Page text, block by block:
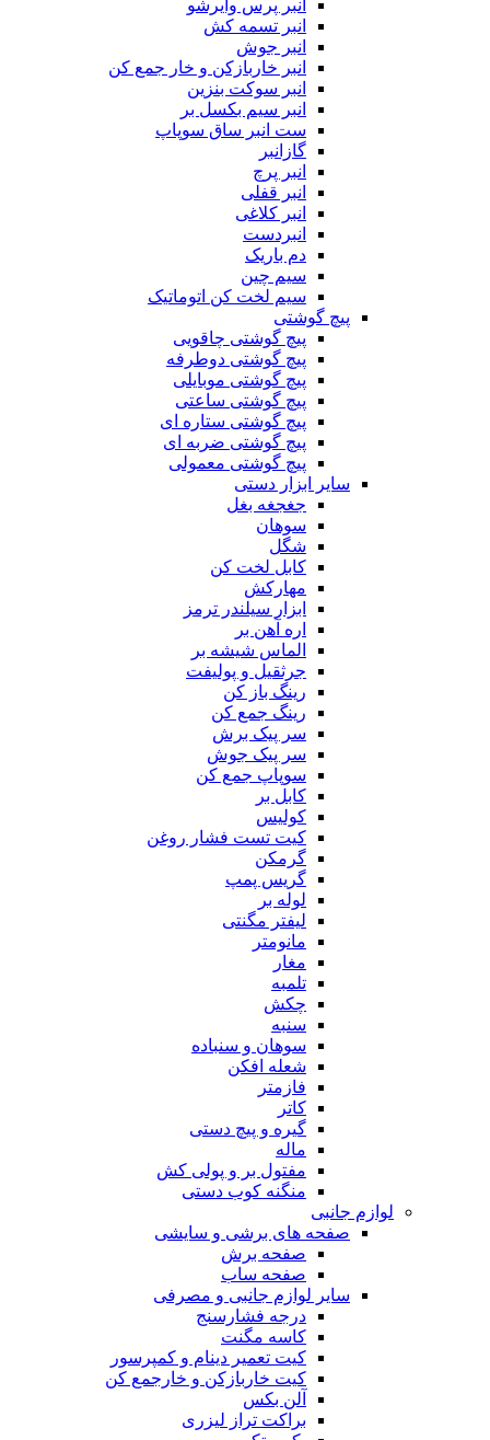
انبر پرس وایرشو
انبر تسمه کش
انبر جوش
انبر خاربازکن و خار جمع کن
انبر سوکت بنزین
انبر سیم بکسل بر
ست انبر ساق سوپاپ
گازانبر
انبر پرچ
انبر قفلی
انبر کلاغی
انبردست
دم باریک
سیم چین
سیم لخت کن اتوماتیک
پیچ گوشتی
پیچ گوشتی چاقویی
پیچ گوشتی دوطرفه
پیچ گوشتی موبایلی
پیچ گوشتی ساعتی
پیچ گوشتی ستاره ای
پیچ گوشتی ضربه ای
پیچ گوشتی معمولی
سایر ابزار دستی
جغجغه بغل
سوهان
شگل
کابل لخت کن
مهارکش
ابزار سیلندر ترمز
اره آهن بر
الماس شیشه بر
جرثقیل و پولیفت
رینگ باز کن
رینگ جمع کن
سر پیک برش
سر پیک جوش
سوپاپ جمع کن
کابل بر
کولیس
کیت تست فشار روغن
گرمکن
گریس پمپ
لوله بر
لیفتر مگنتی
مانومتر
مغار
تلمبه
چکش
سنبه
سوهان و سنباده
شعله افکن
فازمتر
کاتر
گیره و پیچ دستی
ماله
مفتول بر و پولی کش
منگنه کوب دستی
لوازم جانبی
صفحه های برشی و سایشی
صفحه برش
صفحه ساب
سایر لوازم جانبی و مصرفی
درجه فشارسنج
کاسه مگنت
کیت تعمیر دینام و کمپرسور
کیت خاربازکن و خارجمع کن
آلن بکس
براکت تراز لیزری